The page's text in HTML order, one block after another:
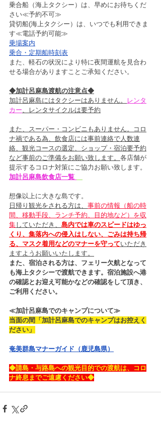
乗合船（海上タクシー）は、早めにお待ちくだ
さい≪予約不可≫
貸切船(海上タクシー）は、いつでも利用できま
す≪電話予約可能≫
乗場案内
乗合・定期船時刻表
また、軽石の状況により特に夜間運航を見合わ
せる場合がありますことご承知ください。
◆加計呂麻島渡航の注意点◆
加計呂麻島にはタクシーはありません。
レンタ
カー 、レンタサイクルは要予約
また、スーパー・コンビニもありません。コロ
ナ禍である為、飲食店には事前連絡で人数連
絡、観光コースの選定、ショップ・宿泊要予約
など事前のご準備をお願い致します。 各店舗が
提示するコロナ対策にご協力お願い致します。
加計呂麻島飲食店一覧
想像以上に大きな島です。
日帰り観光をされる方は、 事前の情報（船の時
間、移動手段、ランチ予約、目的地など）を収
集していただき、 島内では車のスピードはゆっ
くり、集落内への侵入はしない、ごみは持ち帰
る、マスク着用などのマナーを守っていただき
ますようお願いいたします。
また、宿泊される方は、フェリー欠航となって
も海上タクシーで渡航できます。宿泊施設へ港
の確認とお迎え可能かなどの確認をして頂き、
ご利用ください。
≪加計呂麻島でのキャンプについて≫
当面の間「加計呂麻島でのキャンプはお控えく
ださい」
奄美群島マナーガイド（鹿児島県）
◆請島・与路島への観光目的での渡航は、コロ
ナ終息までご遠慮ください◆